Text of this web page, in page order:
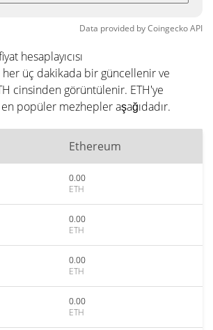
Data provided byCoingeckoAPI
hesaplayıcısı
her üç dakikada bir güncellenir ve
cinsinden görüntülenir. ETH'ye
popüler mezhepler aşağıdadır.
Ethereum
0.00
ETH
0.00
ETH
0.00
ETH
0.00
ETH